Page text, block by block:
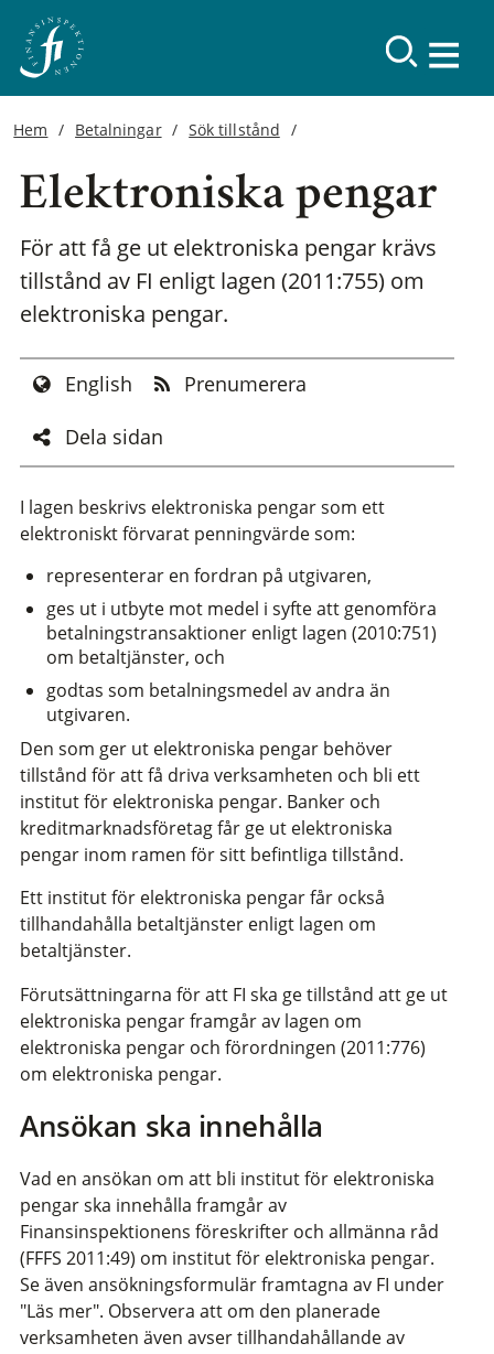
Hem Betalningar Sök tillstånd
Elektroniska pengar
För att få ge ut elektroniska pengar krävs
tillstånd av FI enligt lagen (2011:755) om
elektroniska pengar.
English
Prenumerera
Dela sidan
I lagen beskrivs elektroniska pengar som ett
elektroniskt förvarat penningvärde som:
representerar en fordran på utgivaren,
ges ut i utbyte mot medel i syfte att genomföra
betalningstransaktioner enligt lagen (2010:751)
om betaltjänster, och
godtas som betalningsmedel av andra än
utgivaren.
Den som ger ut elektroniska pengar behöver
tillstånd för att få driva verksamheten och bli ett
institut för elektroniska pengar. Banker och
kreditmarknadsföretag får ge ut elektroniska
pengar inom ramen för sitt befintliga tillstånd.
Ett institut för elektroniska pengar får också
tillhandahålla betaltjänster enligt lagen om
betaltjänster.
Förutsättningarna för att FI ska ge tillstånd att ge ut
elektroniska pengar framgår av lagen om
elektroniska pengar och förordningen (2011:776)
om elektroniska pengar.
Ansökan ska innehålla
Vad en ansökan om att bli institut för elektroniska
pengar ska innehålla framgår av
Finansinspektionens föreskrifter och allmänna råd
(FFFS 2011:49) om institut för elektroniska pengar.
Se även ansökningsformulär framtagna av FI under
"Läs mer". Observera att om den planerade
verksamheten även avser tillhandahållande av